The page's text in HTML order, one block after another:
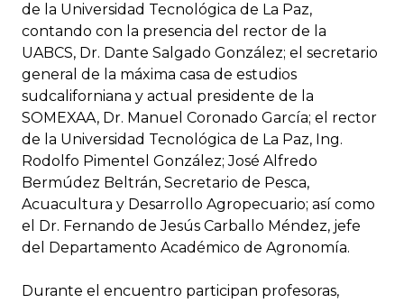
de la Universidad Tecnológica de La Paz,
contando con la presencia del rector de la
UABCS, Dr. Dante Salgado González; el secretario
general de la máxima casa de estudios
sudcaliforniana y actual presidente de la
SOMEXAA, Dr. Manuel Coronado García; el rector
de la Universidad Tecnológica de La Paz, Ing.
Rodolfo Pimentel González; José Alfredo
Bermúdez Beltrán, Secretario de Pesca,
Acuacultura y Desarrollo Agropecuario; así como
el Dr. Fernando de Jesús Carballo Méndez, jefe
del Departamento Académico de Agronomía.
Durante el encuentro participan profesoras,